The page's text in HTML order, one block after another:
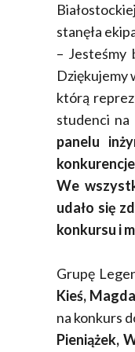
stanęła
– Jesteśmy
Dziękujemy
którą
studenci na
panelu
We
udało się
konkursu i
Grupę
Kieś,
na konkurs
Pieniążek,